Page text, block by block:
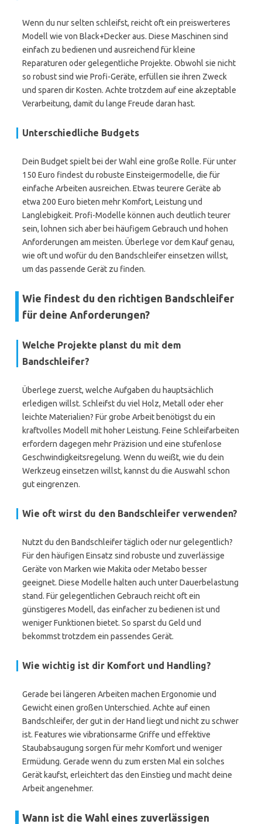
Wenn du nur selten schleifst, reicht oft ein preiswerteres
Modell wie von Black+Decker aus. Diese Maschinen sind
einfach zu bedienen und ausreichend für kleine
Reparaturen oder gelegentliche Projekte. Obwohl sie nicht
so robust sind wie Profi-Geräte, erfüllen sie ihren Zweck
und sparen dir Kosten. Achte trotzdem auf eine akzeptable
Verarbeitung, damit du lange Freude daran hast.
Unterschiedliche Budgets
Dein Budget spielt bei der Wahl eine große Rolle. Für unter
150 Euro findest du robuste Einsteigermodelle, die für
einfache Arbeiten ausreichen. Etwas teurere Geräte ab
etwa 200 Euro bieten mehr Komfort, Leistung und
Langlebigkeit. Profi-Modelle können auch deutlich teurer
sein, lohnen sich aber bei häufigem Gebrauch und hohen
Anforderungen am meisten. Überlege vor dem Kauf genau,
wie oft und wofür du den Bandschleifer einsetzen willst,
um das passende Gerät zu finden.
Wie findest du den richtigen Bandschleifer
für deine Anforderungen?
Welche Projekte planst du mit dem
Bandschleifer?
Überlege zuerst, welche Aufgaben du hauptsächlich
erledigen willst. Schleifst du viel Holz, Metall oder eher
leichte Materialien? Für grobe Arbeit benötigst du ein
kraftvolles Modell mit hoher Leistung. Feine Schleifarbeiten
erfordern dagegen mehr Präzision und eine stufenlose
Geschwindigkeitsregelung. Wenn du weißt, wie du dein
Werkzeug einsetzen willst, kannst du die Auswahl schon
gut eingrenzen.
Wie oft wirst du den Bandschleifer verwenden?
Nutzt du den Bandschleifer täglich oder nur gelegentlich?
Für den häufigen Einsatz sind robuste und zuverlässige
Geräte von Marken wie Makita oder Metabo besser
geeignet. Diese Modelle halten auch unter Dauerbelastung
stand. Für gelegentlichen Gebrauch reicht oft ein
günstigeres Modell, das einfacher zu bedienen ist und
weniger Funktionen bietet. So sparst du Geld und
bekommst trotzdem ein passendes Gerät.
Wie wichtig ist dir Komfort und Handling?
Gerade bei längeren Arbeiten machen Ergonomie und
Gewicht einen großen Unterschied. Achte auf einen
Bandschleifer, der gut in der Hand liegt und nicht zu schwer
ist. Features wie vibrationsarme Griffe und effektive
Staubabsaugung sorgen für mehr Komfort und weniger
Ermüdung. Gerade wenn du zum ersten Mal ein solches
Gerät kaufst, erleichtert das den Einstieg und macht deine
Arbeit angenehmer.
Wann ist die Wahl eines zuverlässigen